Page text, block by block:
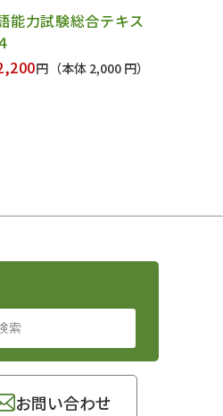
能力試験総合テキス
円 （本体 2,000 円）
お問い合わせ